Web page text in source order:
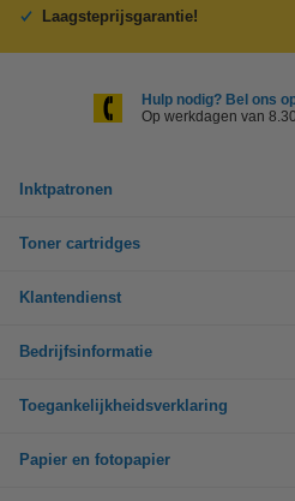
Laagsteprijsgarantie!
Hulp nodig? Bel ons
Op werkdagen van
Inktpatronen
Toner cartridges
Klantendienst
Bedrijfsinformatie
Toegankelijkheidsverklaring
Papier en fotopapier